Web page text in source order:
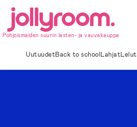
Hoppa
innehållet
Pohjoismaiden suurin lasten- ja vauvakauppa
UutuudetBack to schoolLahjatLelut